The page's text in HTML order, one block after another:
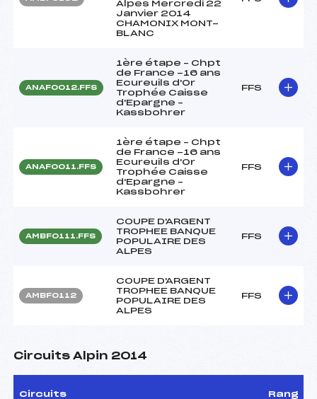
Alpes Mercredi 22
Janvier 2014
CHAMONIX MONT-
BLANC
ANAF0012.FFS
1ère étape – Chpt
de France -16 ans
Ecureuils d'Or
Trophée Caisse
d'Epargne –
Kassbohrer
FFS
ANAF0011.FFS
1ère étape – Chpt
de France -16 ans
Ecureuils d'Or
Trophée Caisse
d'Epargne –
Kassbohrer
FFS
AMBF0111.FFS
COUPE D'ARGENT
TROPHEE BANQUE
POPULAIRE DES
ALPES
FFS
AMBF0112
COUPE D'ARGENT
TROPHEE BANQUE
POPULAIRE DES
ALPES
FFS
Circuits Alpin 2014
Circuits Rang